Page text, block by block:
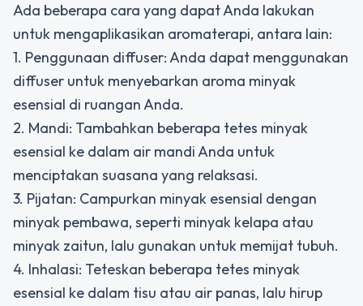
Ada beberapa cara yang dapat Anda lakukan
untuk mengaplikasikan aromaterapi, antara lain:
1. Penggunaan diffuser: Anda dapat menggunakan
diffuser untuk menyebarkan aroma minyak
esensial di ruangan Anda.
2. Mandi: Tambahkan beberapa tetes minyak
esensial ke dalam air mandi Anda untuk
menciptakan suasana yang relaksasi.
3. Pijatan: Campurkan minyak esensial dengan
minyak pembawa, seperti minyak kelapa atau
minyak zaitun, lalu gunakan untuk memijat tubuh.
4. Inhalasi: Teteskan beberapa tetes minyak
esensial ke dalam tisu atau air panas, lalu hirup